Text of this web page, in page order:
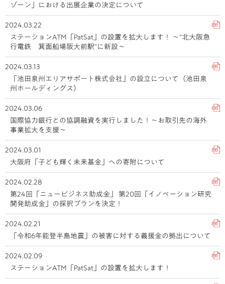
ゾーン」における出展企業の決定について
2024.03.22
ステーションATM「PatSat」の設置を拡大します！ ～“北大阪急
行電鉄 箕面船場阪大前駅”に新設～
2024.03.13
「池田泉州エリアサポート株式会社」の設立について（池田泉
州ホールディングス）
2024.03.06
国際協力銀行との協調融資を実行しました！～お取引先の海外
事業拡大を支援～
2024.03.01
大阪府「子ども輝く未来基金」への寄附について
2024.02.28
第24回「ニュービジネス助成金」 第20回「イノベーション研究
開発助成金」の採択プランを決定！
2024.02.21
「令和6年能登半島地震」の被害に対する義援金の拠出について
2024.02.09
ステーションATM「PatSat」の設置を拡大します！